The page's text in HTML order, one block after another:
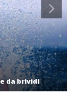
da brividi